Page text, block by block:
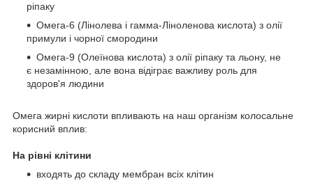
ріпаку
Омега-6 (Лінолева і гамма-Ліноленова кислота) з олії
примули і чорної смородини
Омега-9 (Олеїнова кислота) з олії ріпаку та льону, не
є незамінною, але вона відіграє важливу роль для
здоров'я людини
Омега жирні кислоти впливають на наш організм колосальне
корисний вплив:
На рівні клітини
входять до складу мембран всіх клітин